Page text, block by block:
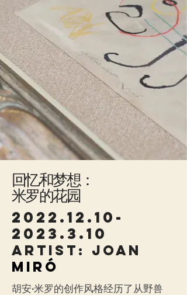
回忆和梦想：
米罗的花园
2022.12.10-
2023.3.10
​artist: joan
Miró
胡安·米罗的创作风格经历了从野兽